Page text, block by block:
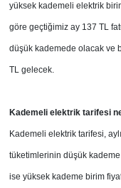
yüksek kademeli elektrik
göre geçtiğimiz ay 137 TL
düşük kademede olacak ve
TL gelecek.
Kademeli elektrik tarifesi
Kademeli elektrik tarifesi,
tüketimlerinin düşük
ise yüksek kademe birim